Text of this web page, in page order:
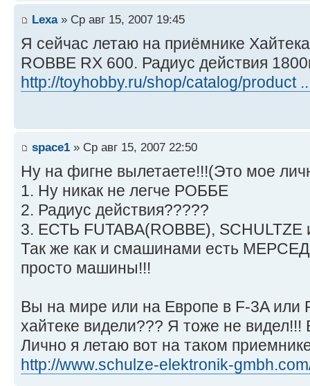
Lexa» Ср авг 15, 2007 19:45
Я сейчас летаю на приёмнике
ROBBE RX 600. Радиус действия
http://toyhobby.ru/shop/catalog/product
space1 » Ср авг 15, 2007 22:50
Ну на фигне вылетаете!!!(Это мое
1. Ну никак не легче РОББЕ
2. Радиус действия?????
3. ЕСТЬ FUTABA(ROBBE), SCHULTZE
Так же как и смашинами есть
просто машины!!!
Вы на мире или на Европе в F-3A или
хайтеке видели??? Я тоже не видел!!!
Лично я летаю вот на таком
http://www.schulze-elektronik-